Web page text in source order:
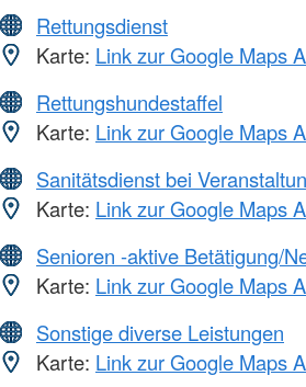
Rettungsdienst
Karte: Link zur Google Maps
Rettungshundestaffel
Karte: Link zur Google Maps
Sanitätsdienst bei
Karte: Link zur Google Maps
Senioren -aktive Betätigung/
Karte: Link zur Google Maps
Sonstige diverse Leistungen
Karte: Link zur Google Maps